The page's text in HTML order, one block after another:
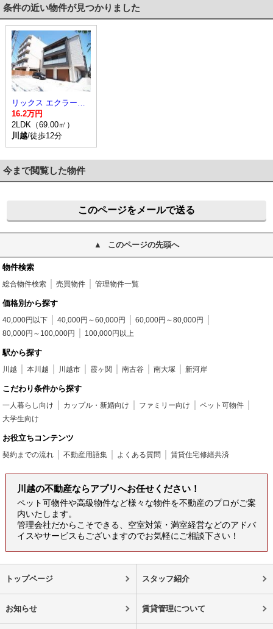
条件の近い物件が見つかりました
リックス エクラージュ
16.2万円
2LDK（69.00㎡）
川越/徒歩12分
今まで閲覧した物件
このページをメールで送る
このページの先頭へ
物件検索
総合物件検索 売買物件 管理物件一覧
価格別から探す
40,000円以下 40,000円～60,000円
60,000円～80,000円
80,000円～100,000円
100,000円以上
駅から探す
川越 本川越 川越市 霞ヶ関 南古谷 南大塚 新河岸
こだわり条件から探す
一人暮らし向け カップル・新婚向け ファミリー向け
ペット可物件
大学生向け
お役立ちコンテンツ
契約までの流れ 不動産用語集 よくある質問 賃貸住宅修繕共済
川越の不動産ならアプリへお任せください！
ペット可物件や高級物件など様々な物件を不動産のプロがご案
内いたします。
管理会社だからこそできる、空室対策・満室経営などのアドバ
イスやサービスもございますのでお気軽にご相談下さい！
トップページ スタッフ紹介
お知らせ 賃貸管理について